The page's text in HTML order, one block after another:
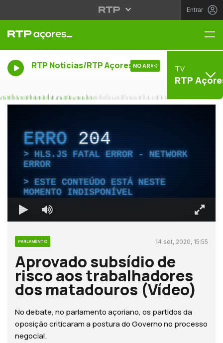
Entrar
RTP Noticias/RTP Açores NO AR TV
RTP
ERRO204
HLS.JS FATAL ERROR - NETWORK
ERROR
ESTE CONTEÚDO ESTÁ NESTE
MOMENTO INDISPONÍVEL
PARLAMENTO 14 set, 2020, 15:55
Aprovado subsídio de
risco aos trabalhadores
dos matadouros (Vídeo)
No debate, no parlamento açoriano, os partidos da
oposição criticaram a postura do Governo no processo
negocial.